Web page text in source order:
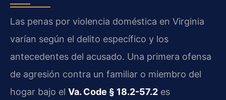
Las penas por violencia doméstica en Virginia
varían según el delito específico y los
antecedentes del acusado. Una primera ofensa
de agresión contra un familiar o miembro del
hogar bajo el Va. Code § 18.2-57.2 es